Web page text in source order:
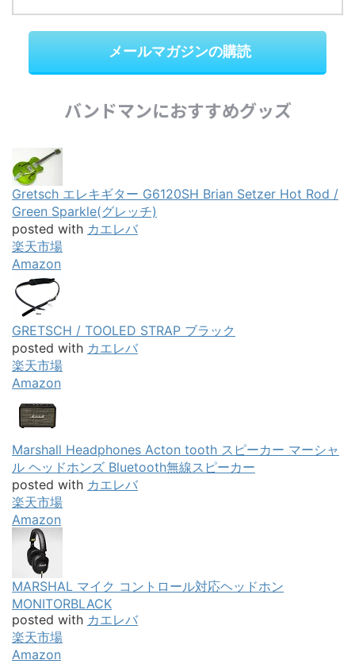
メールマガジンの購読
バンドマンにおすすめグッズ
Gretsch エレキギター G6120SH Brian Setzer Hot Rod /
Green Sparkle(グレッチ)
posted with カエレバ
楽天市場
Amazon
GRETSCH / TOOLED STRAP ブラック
posted with カエレバ
楽天市場
Amazon
Marshall Headphones Acton tooth スピーカー マーシャ
ル ヘッドホンズ Bluetooth無線スピーカー
posted with カエレバ
楽天市場
Amazon
MARSHAL マイク コントロール対応ヘッドホン
MONITORBLACK
posted with カエレバ
楽天市場
Amazon